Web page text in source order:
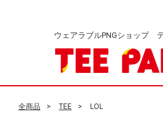
ウェアラブルPNGショップ
全商品 TEE LOL